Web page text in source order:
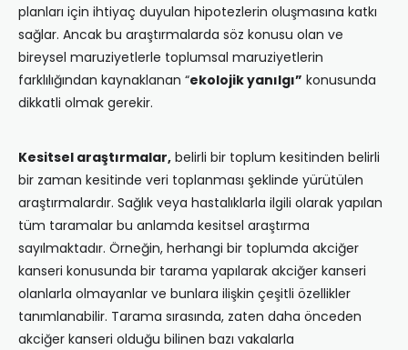
planları için ihtiyaç duyulan hipotezlerin oluşmasına katkı
sağlar. Ancak bu araştırmalarda söz konusu olan ve
bireysel maruziyetlerle toplumsal maruziyetlerin
farklılığından kaynaklanan “ekolojik yanılgı” konusunda
dikkatli olmak gerekir.
Kesitsel araştırmalar, belirli bir toplum kesitinden belirli
bir zaman kesitinde veri toplanması şeklinde yürütülen
araştırmalardır. Sağlık veya hastalıklarla ilgili olarak yapılan
tüm taramalar bu anlamda kesitsel araştırma
sayılmaktadır. Örneğin, herhangi bir toplumda akciğer
kanseri konusunda bir tarama yapılarak akciğer kanseri
olanlarla olmayanlar ve bunlara ilişkin çeşitli özellikler
tanımlanabilir. Tarama sırasında, zaten daha önceden
akciğer kanseri olduğu bilinen bazı vakalarla